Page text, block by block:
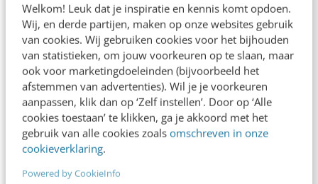
Welkom! Leuk dat je inspiratie en kennis komt opdoen.
Wij, en derde partijen, maken op onze websites gebruik
van cookies. Wij gebruiken cookies voor het bijhouden
van statistieken, om jouw voorkeuren op te slaan, maar
ook voor marketingdoeleinden (bijvoorbeeld het
afstemmen van advertenties). Wil je je voorkeuren
aanpassen, klik dan op ‘Zelf instellen’. Door op ‘Alle
cookies toestaan’ te klikken, ga je akkoord met het
gebruik van alle cookies zoals omschreven in onze
cookieverklaring.
Powered by CookieInfo
maart
Dag van de Maximumsnelheid
Begin Boekenweek (Nederland)
maart
Europese dag van de Logopedie
Dag van de Tandarts
maart
Dag van de Ontbijtgranen